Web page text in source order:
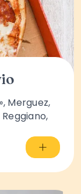
Merguez,
+